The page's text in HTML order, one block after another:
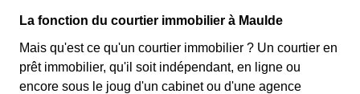
La fonction du courtier immobilier à Maulde
Mais qu'est ce qu'un courtier immobilier ? Un courtier en
prêt immobilier, qu'il soit indépendant, en ligne ou
encore sous le joug d'un cabinet ou d'une agence